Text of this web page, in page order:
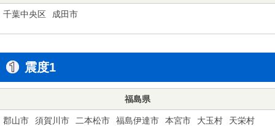
千葉中央区 成田市
震度1
福島県
郡山市 須賀川市 二本松市 福島伊達市 本宮市 大玉村
天栄村